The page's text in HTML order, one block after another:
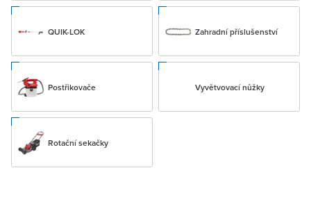
QUIK-LOK Zahradní příslušenství
Postřikovače Vyvětvovací nůžky
Rotační sekačky